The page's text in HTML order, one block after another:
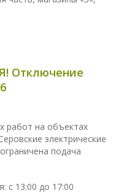
Отключение
работ на объектах
электрические
подача
с 13:00 до 17:00